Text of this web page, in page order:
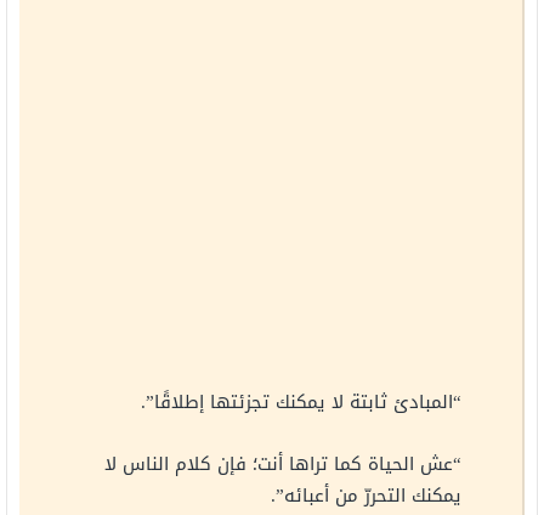
“المبادئ ثابتة لا يمكنك تجزئتها إطلاقًا”.
“عش الحياة كما تراها أنت؛ فإن كلام الناس لا
يمكنك التحررّ من أعبائه”.